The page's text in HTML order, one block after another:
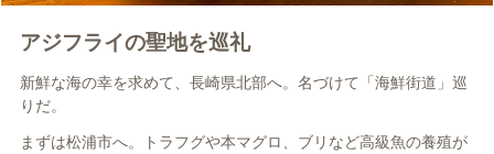
アジフライの聖地を巡礼
新鮮な海の幸を求めて、長崎県北部へ。名づけて「海鮮街道」巡
りだ。
まずは松浦市へ。トラフグや本マグロ、ブリなど高級魚の養殖が